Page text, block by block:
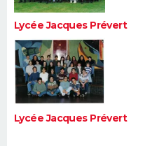
Lycée Jacques Prévert
Lycée Jacques Prévert